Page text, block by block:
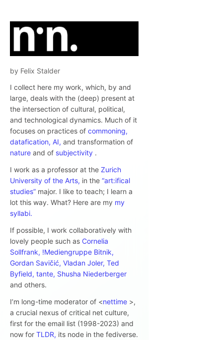
by Felix Stalder
I collect here my work, which, by and
large, deals with the (deep) present at
the intersection of cultural, political,
and technological dynamics. Much of it
focuses on practices of commoning,
datafication, AI, and transformation of
nature and of subjectivity .
I work as a professor at the Zurich
University of the Arts, in the “art:ifical
studies” major. I like to teach; I learn a
lot this way. What? Here are my my
syllabi.
If possible, I work collaboratively with
lovely people such as Cornelia
Sollfrank, !Mediengruppe Bitnik,
Gordan Savičić, Vladan Joler, Ted
Byfield, tante, Shusha Niederberger
and others.
I’m long-time moderator of <nettime >,
a crucial nexus of critical net culture,
first for the email list (1998-2023) and
now for TLDR, its node in the fediverse.